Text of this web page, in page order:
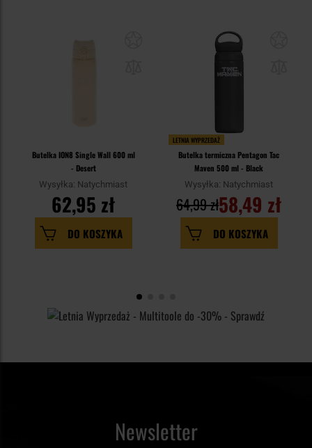
Butelka ION8 Single Wall 600 ml
- Desert
Wysyłka: Natychmiast
62,95 zł
DO KOSZYKA
LETNIA WYPRZEDAŻ
Butelka termiczna Pentagon Tac
Maven 500 ml - Black
Wysyłka: Natychmiast
58,49 zł
64,99 zł
DO KOSZYKA
Newsletter